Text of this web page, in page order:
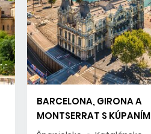
BARCELONA, GIRONA A
MONTSERRAT S KÚPANÍM